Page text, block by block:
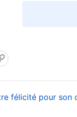
des
fait est
Sa
félicité pour